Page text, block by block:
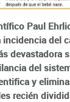
Paul
incidencia del
devastadora
del
y
recién